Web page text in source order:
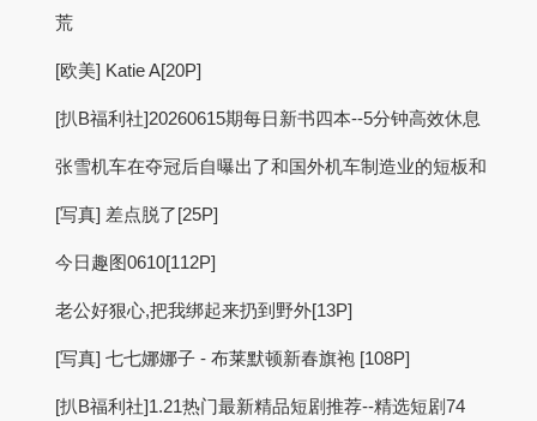
荒
[欧美] Katie A[20P]
[扒B福利社]20260615期每日新书四本--5分钟高效休息
张雪机车在夺冠后自曝出了和国外机车制造业的短板和
[写真] 差点脱了[25P]
今日趣图0610[112P]
老公好狠心,把我绑起来扔到野外[13P]
[写真] 七七娜娜子 - 布莱默顿新春旗袍 [108P]
[扒B福利社]1.21热门最新精品短剧推荐--精选短剧74